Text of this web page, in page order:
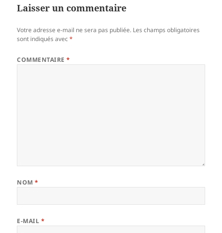
Laisser un commentaire
Votre adresse e-mail ne sera pas publiée. Les champs obligatoires
sont indiqués avec*
COMMENTAIRE*
NOM*
E-MAIL *